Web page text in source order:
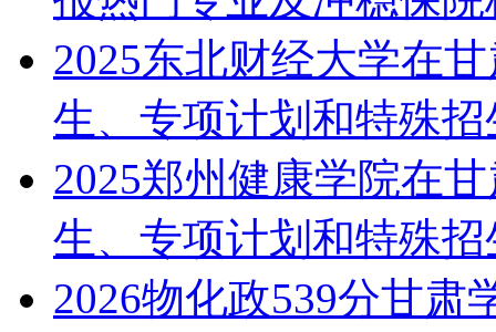
2025东北财经大学在
生、专项计划和特殊招
2025郑州健康学院在
生、专项计划和特殊招
2026物化政539分甘肃